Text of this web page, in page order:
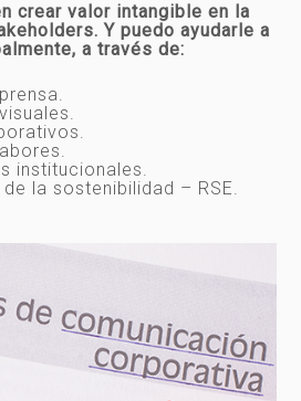
crear valor intangible en la
Y puedo ayudarle a
a través de:
institucionales.
la sostenibilidad – RSE.